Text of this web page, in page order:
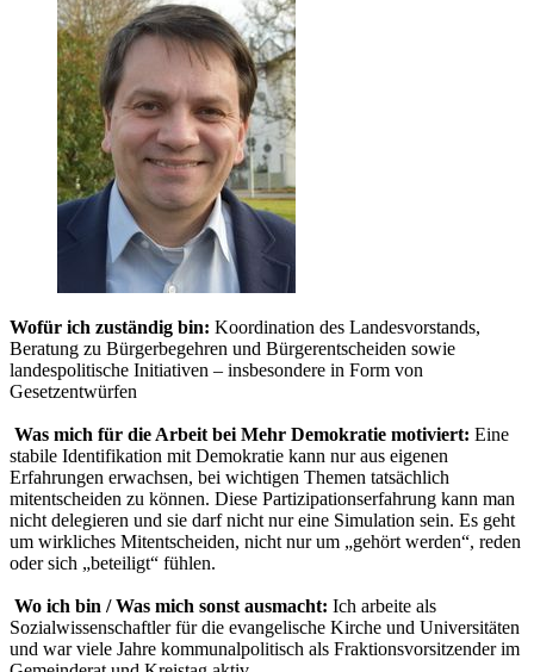
Wofür ich zuständig bin: Koordination des Landesvorstands,
Beratung zu Bürgerbegehren und Bürgerentscheiden sowie
landespolitische Initiativen – insbesondere in Form von
Gesetzentwürfen
Was mich für die Arbeit bei Mehr Demokratie motiviert: Eine
stabile Identifikation mit Demokratie kann nur aus eigenen
Erfahrungen erwachsen, bei wichtigen Themen tatsächlich
mitentscheiden zu können. Diese Partizipationserfahrung kann man
nicht delegieren und sie darf nicht nur eine Simulation sein. Es geht
um wirkliches Mitentscheiden, nicht nur um „gehört werden“, reden
oder sich „beteiligt“ fühlen.
Wo ich bin / Was mich sonst ausmacht: Ich arbeite als
Sozialwissenschaftler für die evangelische Kirche und Universitäten
und war viele Jahre kommunalpolitisch als Fraktionsvorsitzender im